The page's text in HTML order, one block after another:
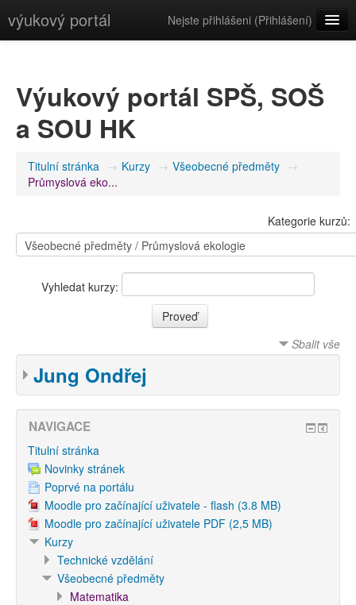
výukový portál Nejste přihlášeni (Přihlášení)
Výukový portál SPŠ, SOŠ
a SOU HK
Titulní stránka → Kurzy → Všeobecné předměty →
Průmyslová eko...
Kategorie kurzů:
Vyhledat kurzy:
Sbalit vše
Jung Ondřej
NAVIGACE
Titulní stránka
Novinky stránek
Poprvé na portálu
Moodle pro začínající uživatele - flash (3.8 MB)
Moodle pro začínající uživatele PDF (2,5 MB)
Kurzy
Technické vzdělání
Všeobecné předměty
Matematika